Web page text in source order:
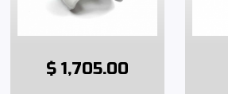
$ 1,705.00